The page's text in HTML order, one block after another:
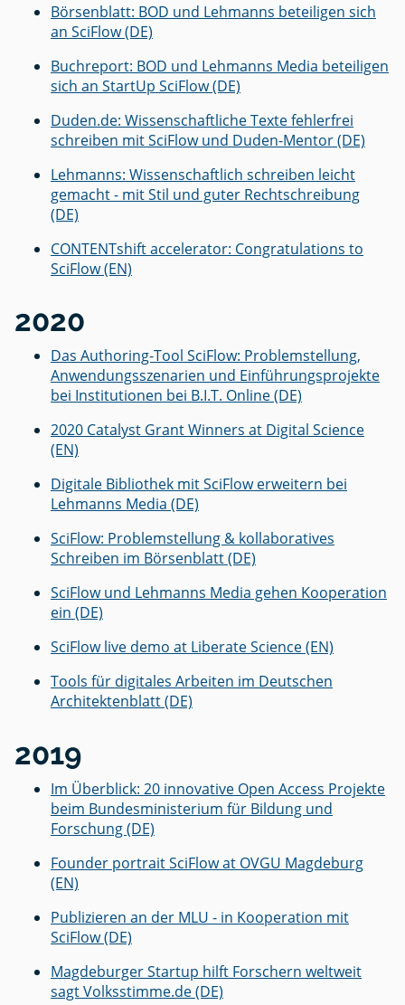
Börsenblatt: BOD und Lehmanns beteiligen sich
an SciFlow (DE)
Buchreport: BOD und Lehmanns Media beteiligen
sich an StartUp SciFlow (DE)
Duden.de: Wissenschaftliche Texte fehlerfrei
schreiben mit SciFlow und Duden-Mentor (DE)
Lehmanns: Wissenschaftlich schreiben leicht
gemacht - mit Stil und guter Rechtschreibung
(DE)
CONTENTshift accelerator: Congratulations to
SciFlow (EN)
2020
Das Authoring-Tool SciFlow: Problemstellung,
Anwendungsszenarien und Einführungsprojekte
bei Institutionen bei B.I.T. Online (DE)
2020 Catalyst Grant Winners at Digital Science
(EN)
Digitale Bibliothek mit SciFlow erweitern bei
Lehmanns Media (DE)
SciFlow: Problemstellung & kollaboratives
Schreiben im Börsenblatt (DE)
SciFlow und Lehmanns Media gehen Kooperation
ein (DE)
SciFlow live demo at Liberate Science (EN)
Tools für digitales Arbeiten im Deutschen
Architektenblatt (DE)
2019
Im Überblick: 20 innovative Open Access Projekte
beim Bundesministerium für Bildung und
Forschung (DE)
Founder portrait SciFlow at OVGU Magdeburg
(EN)
Publizieren an der MLU - in Kooperation mit
SciFlow (DE)
Magdeburger Startup hilft Forschern weltweit
sagt Volksstimme.de (DE)